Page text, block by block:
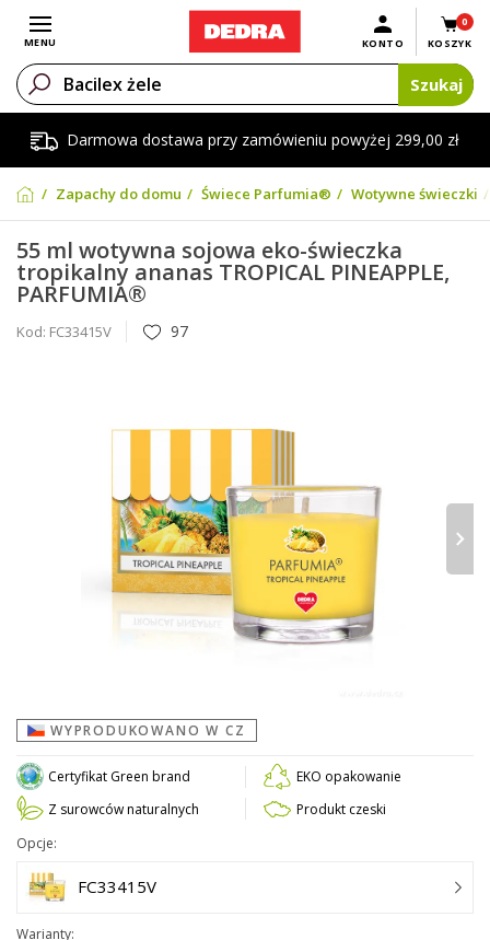
Darmowa dostawa przy zamówieniu powyżej 299,00 zł
Otwórz menu
MENU
0
KOSZYK
KONTO
Szukaj
Zapachy do domu Świece Parfumia® Wotywne świeczki
55 ml wotywna sojowa eko-świeczka
tropikalny ananas TROPICAL PINEAPPLE,
PARFUMIA®
Kod: FC33415V 97
›
WYPRODUKOWANO W CZ
Certyfikat Green brand
EKO opakowanie
Z surowców naturalnych
Produkt czeski
Opcje:
FC33415V
Warianty: